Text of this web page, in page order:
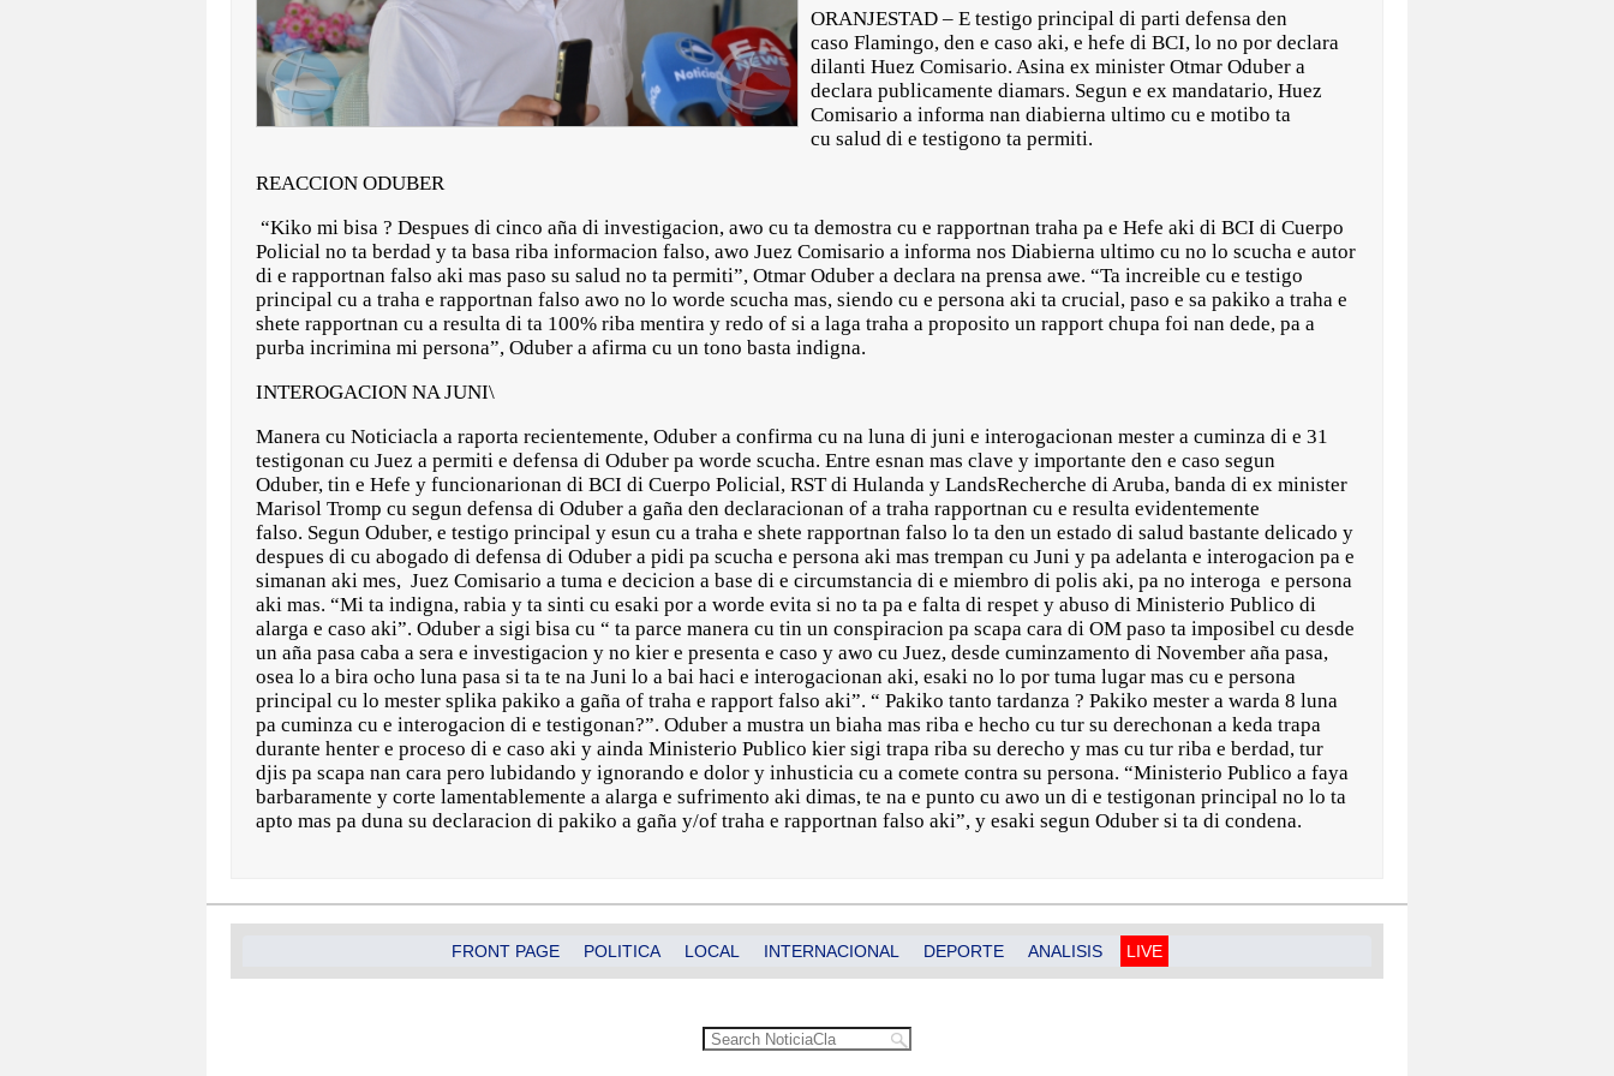
ORANJESTAD – E testigo principal di parti defensa den
caso Flamingo, den e caso aki, e hefe di BCI, lo no por declara
dilanti Huez Comisario. Asina ex minister Otmar Oduber a
declara publicamente diamars. Segun e ex mandatario, Huez
Comisario a informa nan diabierna ultimo cu e motibo ta
cu salud di e testigono ta permiti.
REACCION ODUBER
“Kiko mi bisa ? Despues di cinco aña di investigacion, awo cu ta demostra cu e rapportnan traha pa e Hefe aki di BCI di Cuerpo
Policial no ta berdad y ta basa riba informacion falso, awo Juez Comisario a informa nos Diabierna ultimo cu no lo scucha e autor
di e rapportnan falso aki mas paso su salud no ta permiti”, Otmar Oduber a declara na prensa awe. “Ta increible cu e testigo
principal cu a traha e rapportnan falso awo no lo worde scucha mas, siendo cu e persona aki ta crucial, paso e sa pakiko a traha e
shete rapportnan cu a resulta di ta 100% riba mentira y redo of si a laga traha a proposito un rapport chupa foi nan dede, pa a
purba incrimina mi persona”, Oduber a afirma cu un tono basta indigna.
INTEROGACION NA JUNI\
Manera cu Noticiacla a raporta recientemente, Oduber a confirma cu na luna di juni e interogacionan mester a cuminza di e 31
testigonan cu Juez a permiti e defensa di Oduber pa worde scucha. Entre esnan mas clave y importante den e caso segun
Oduber, tin e Hefe y funcionarionan di BCI di Cuerpo Policial, RST di Hulanda y LandsRecherche di Aruba, banda di ex minister
Marisol Tromp cu segun defensa di Oduber a gaña den declaracionan of a traha rapportnan cu e resulta evidentemente
falso. Segun Oduber, e testigo principal y esun cu a traha e shete rapportnan falso lo ta den un estado di salud bastante delicado y
despues di cu abogado di defensa di Oduber a pidi pa scucha e persona aki mas trempan cu Juni y pa adelanta e interogacion pa e
simanan aki mes, Juez Comisario a tuma e decicion a base di e circumstancia di e miembro di polis aki, pa no interoga e persona
aki mas. “Mi ta indigna, rabia y ta sinti cu esaki por a worde evita si no ta pa e falta di respet y abuso di Ministerio Publico di
alarga e caso aki”. Oduber a sigi bisa cu “ ta parce manera cu tin un conspiracion pa scapa cara di OM paso ta imposibel cu desde
un aña pasa caba a sera e investigacion y no kier e presenta e caso y awo cu Juez, desde cuminzamento di November aña pasa,
osea lo a bira ocho luna pasa si ta te na Juni lo a bai haci e interogacionan aki, esaki no lo por tuma lugar mas cu e persona
principal cu lo mester splika pakiko a gaña of traha e rapport falso aki”. “ Pakiko tanto tardanza ? Pakiko mester a warda 8 luna
pa cuminza cu e interogacion di e testigonan?”. Oduber a mustra un biaha mas riba e hecho cu tur su derechonan a keda trapa
durante henter e proceso di e caso aki y ainda Ministerio Publico kier sigi trapa riba su derecho y mas cu tur riba e berdad, tur
djis pa scapa nan cara pero lubidando y ignorando e dolor y inhusticia cu a comete contra su persona. “Ministerio Publico a faya
barbaramente y corte lamentablemente a alarga e sufrimento aki dimas, te na e punto cu awo un di e testigonan principal no lo ta
apto mas pa duna su declaracion di pakiko a gaña y/of traha e rapportnan falso aki”, y esaki segun Oduber si ta di condena.
FRONT PAGE POLITICA LOCAL INTERNACIONAL DEPORTE ANALISIS LIVE